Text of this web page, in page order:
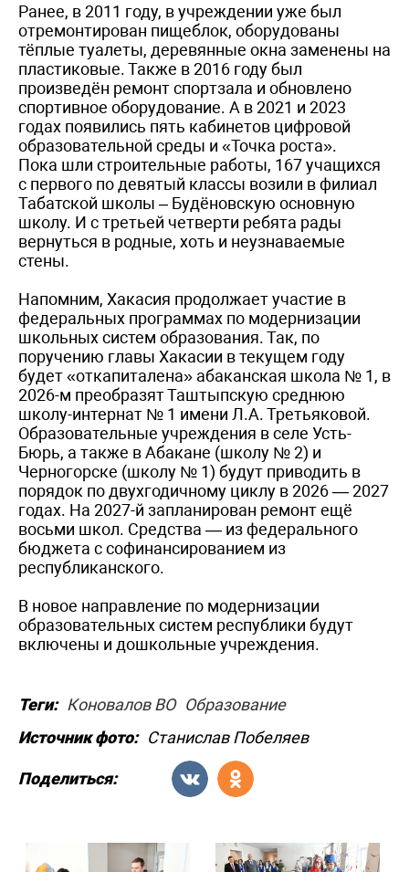
Ранее, в 2011 году, в учреждении уже был
отремонтирован пищеблок, оборудованы
тёплые туалеты, деревянные окна заменены на
пластиковые. Также в 2016 году был
произведён ремонт спортзала и обновлено
спортивное оборудование. А в 2021 и 2023
годах появились пять кабинетов цифровой
образовательной среды и «Точка роста».
Пока шли строительные работы, 167 учащихся
с первого по девятый классы возили в филиал
Табатской школы – Будёновскую основную
школу. И с третьей четверти ребята рады
вернуться в родные, хоть и неузнаваемые
стены.
Напомним, Хакасия продолжает участие в
федеральных программах по модернизации
школьных систем образования. Так, по
поручению главы Хакасии в текущем году
будет «откапиталена» абаканская школа № 1, в
2026-м преобразят Таштыпскую среднюю
школу-интернат № 1 имени Л.А. Третьяковой.
Образовательные учреждения в селе Усть-
Бюрь, а также в Абакане (школу № 2) и
Черногорске (школу № 1) будут приводить в
порядок по двухгодичному циклу в 2026 — 2027
годах. На 2027-й запланирован ремонт ещё
восьми школ. Средства — из федерального
бюджета с софинансированием из
республиканского.
В новое направление по модернизации
образовательных систем республики будут
включены и дошкольные учреждения.
Теги: Коновалов ВО Образование
Источник фото: Станислав Побеляев
Поделиться: